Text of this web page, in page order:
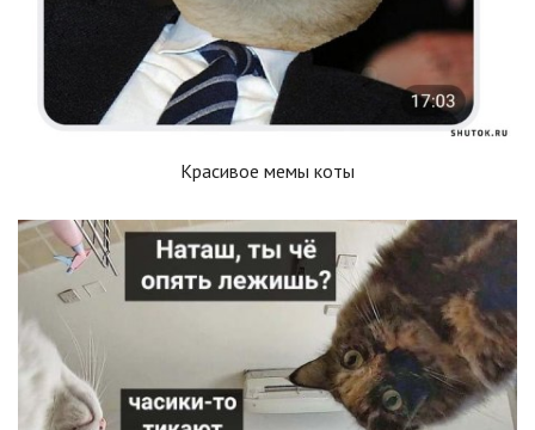
Красивое мемы коты